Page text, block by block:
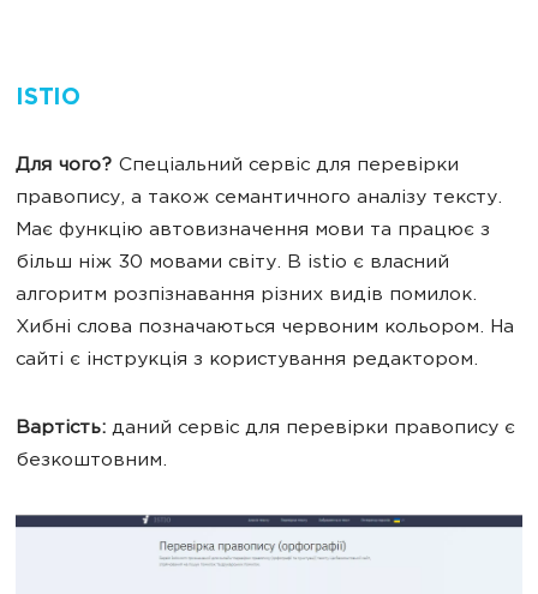
ISTIO
Для чого? Спеціальний сервіс для перевірки
правопису, а також семантичного аналізу тексту.
Має функцію автовизначення мови та працює з
більш ніж 30 мовами світу. В istio є власний
алгоритм розпізнавання різних видів помилок.
Хибні слова позначаються червоним кольором. На
сайті є інструкція з користування редактором.
Вартість: даний сервіс для перевірки правопису є
безкоштовним.